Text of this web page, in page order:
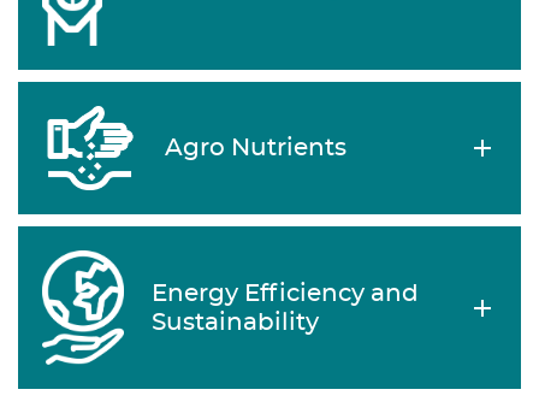
Agro Nutrients
Energy Efficiency and
Sustainability